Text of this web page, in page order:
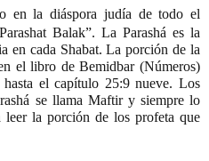
en la diáspora judía de todo el
Balak”. La Parashá es la
en cada Shabat. La porción de la
el libro de Bemidbar (Números)
el capítulo 25:9 nueve. Los
se llama Maftir y siempre lo
leer la porción de los profeta que